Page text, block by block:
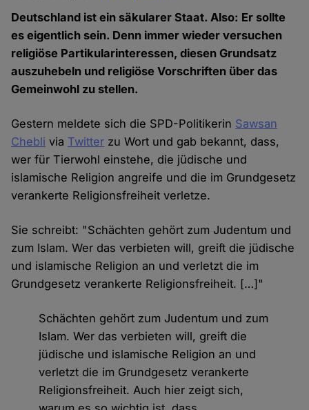
Deutschland ist ein säkularer Staat. Also: Er sollte
es eigentlich sein. Denn immer wieder versuchen
religiöse Partikularinteressen, diesen Grundsatz
auszuhebeln und religiöse Vorschriften über das
Gemeinwohl zu stellen.
Gestern meldete sich die SPD-Politikerin Sawsan
Chebli via Twitter zu Wort und gab bekannt, dass,
wer für Tierwohl einstehe, die jüdische und
islamische Religion angreife und die im Grundgesetz
verankerte Religionsfreiheit verletze.
Sie schreibt: "Schächten gehört zum Judentum und
zum Islam. Wer das verbieten will, greift die jüdische
und islamische Religion an und verletzt die im
Grundgesetz verankerte Religionsfreiheit. […]"
Schächten gehört zum Judentum und zum
Islam. Wer das verbieten will, greift die
jüdische und islamische Religion an und
verletzt die im Grundgesetz verankerte
Religionsfreiheit. Auch hier zeigt sich,